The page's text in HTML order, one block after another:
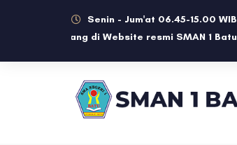
Senin - Jum'at 06.45-15.00 WIB
datang di Website resmi SMAN 1 Batu